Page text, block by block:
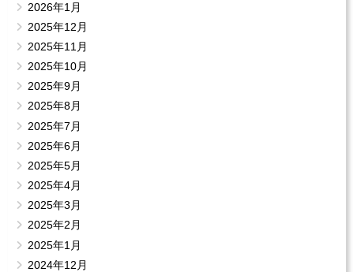
2026年1月
2025年12月
2025年11月
2025年10月
2025年9月
2025年8月
2025年7月
2025年6月
2025年5月
2025年4月
2025年3月
2025年2月
2025年1月
2024年12月